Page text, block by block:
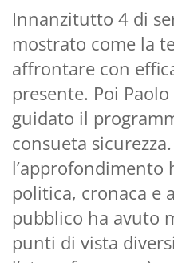
Innanzitutto 4 di
mostrato come la
affrontare con
presente. Poi
guidato il
consueta
l’approfondimento
politica, cronaca e
pubblico ha avuto
punti di vista